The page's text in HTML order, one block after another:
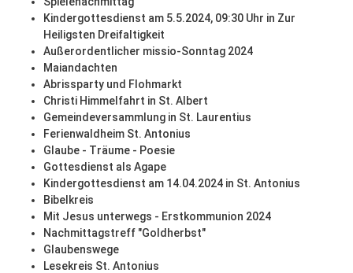
Kindergottesdienst am 5.5.2024, 09:30 Uhr in Zur
Heiligsten Dreifaltigkeit
Außerordentlicher missio-Sonntag 2024
Maiandachten
Abrissparty und Flohmarkt
Christi Himmelfahrt in St. Albert
Gemeindeversammlung in St. Laurentius
Ferienwaldheim St. Antonius
Glaube - Träume - Poesie
Gottesdienst als Agape
Kindergottesdienst am 14.04.2024 in St. Antonius
Bibelkreis
Mit Jesus unterwegs - Erstkommunion 2024
Nachmittagstreff "Goldherbst"
Glaubenswege
Lesekreis St. Antonius